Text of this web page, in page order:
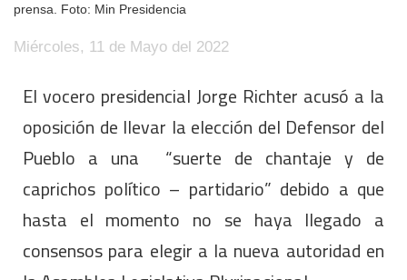
prensa. Foto: Min Presidencia
Miércoles, 11 de Mayo del 2022
El vocero presidencial Jorge Richter acusó a la
oposición de llevar la elección del Defensor del
Pueblo a una “suerte de chantaje y de
caprichos político – partidario” debido a que
hasta el momento no se haya llegado a
consensos para elegir a la nueva autoridad en